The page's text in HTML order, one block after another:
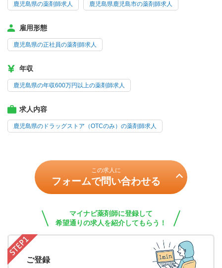
鹿児島県の薬剤師求人 鹿児島県鹿児島市の薬剤師求人
雇用形態
鹿児島県の正社員の薬剤師求人
年収
鹿児島県の年収600万円以上の薬剤師求人
求人内容
鹿児島県のドラッグストア（OTCのみ）の薬剤師求人
この求人に
フォームで問い合わせる
マイナビ薬剤師に登録して
希望通りの求人を紹介してもらう！
ご登録